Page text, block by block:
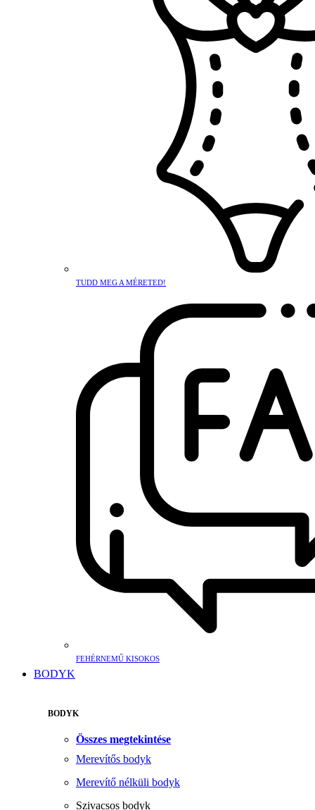
TUDD MEG A MÉRETED!
FEHÉRNEMŰ KISOKOS
BODYK
BODYK
Összes megtekintése
Merevítős bodyk
Merevítő nélküli bodyk
Szivacsos bodyk